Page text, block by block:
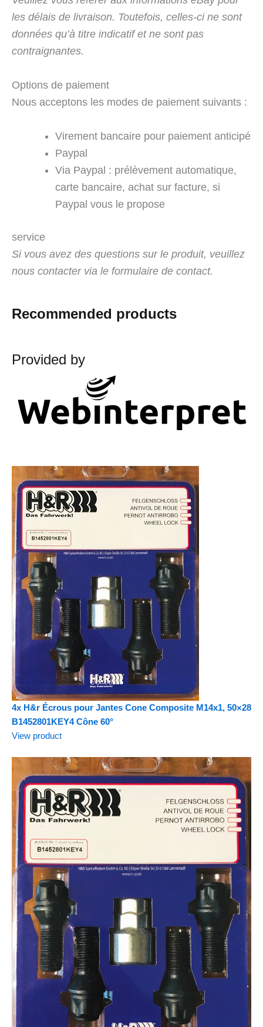
les délais de livraison. Toutefois, celles-ci ne sont
données qu’à titre indicatif et ne sont pas
contraignantes.
Options de paiement
Nous acceptons les modes de paiement suivants :
Virement bancaire pour paiement anticipé
Paypal
Via Paypal : prélèvement automatique,
carte bancaire, achat sur facture, si
Paypal vous le propose
service
Si vous avez des questions sur le produit, veuillez
nous contacter via le formulaire de contact.
Recommended products
Provided by
4x H&r Écrous pour Jantes Cone Composite M14x1, 50×28
B1452801KEY4 Cône 60°
View product